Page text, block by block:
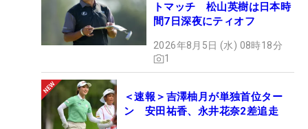
トマッチ 松山英樹は日本時
間7日深夜にティオフ
2026年8月5日 (水) 08時18分
1
＜速報＞吉澤柚月が単独首位ター
ン 安田祐香、永井花奈2差追走